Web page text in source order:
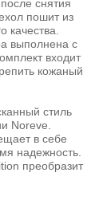
снятия
пошит из
качества.
выполнена с
входит
кожаный
стиль
Noreve.
в себе
надежность.
преобразит